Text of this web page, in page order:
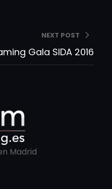
NEXT POST
Gala SIDA 2016
Madrid